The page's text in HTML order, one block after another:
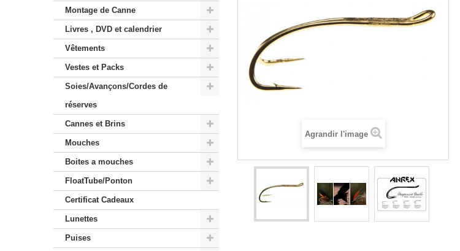
Montage de Canne
Livres , DVD et calendrier
Vêtements
Vestes et Packs
Soies/Avançons/Cordes de
réserves
Cannes et Brins
Mouches
Boites a mouches
FloatTube/Ponton
Certificat Cadeaux
Lunettes
Puises
Agrandir l'image